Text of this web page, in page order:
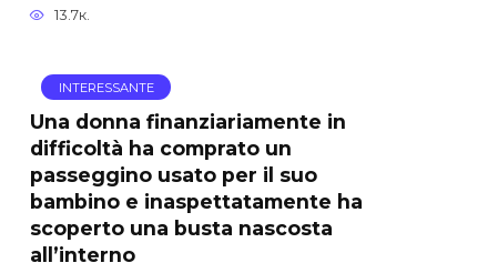
13.7к.
INTERESSANTE
Una donna finanziariamente in
difficoltà ha comprato un
passeggino usato per il suo
bambino e inaspettatamente ha
scoperto una busta nascosta
all’interno